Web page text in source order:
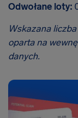
Odwołane loty:
Wskazana
oparta na
danych.